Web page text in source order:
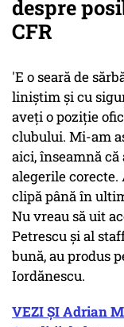
despre
CFR
'E o seară de
liniștim și cu
aveți o poziție
clubului. Mi-am
aici, înseamnă
alegerile
clipă până în
Nu vreau să uit
Petrescu și al
bună, au produs
Iordănescu.
VEZI ȘI Adrian